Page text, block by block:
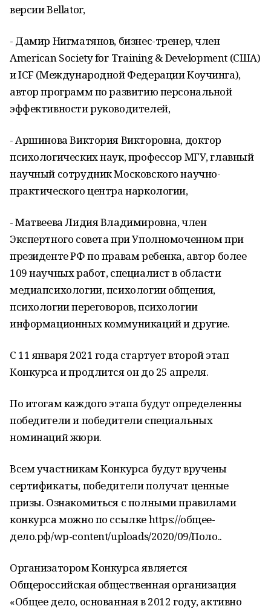
версии Bellator,
- Дамир Нигматянов, бизнес-тренер, член
American Society for Training & Development (США)
и ICF (Международной Федерации Коучинга),
автор программ по развитию персональной
эффективности руководителей,
- Аршинова Виктория Викторовна, доктор
психологических наук, профессор МГУ, главный
научный сотрудник Московского научно-
практического центра наркологии,
- Матвеева Лидия Владимировна, член
Экспертного совета при Уполномоченном при
президенте РФ по правам ребенка, автор более
109 научных работ, специалист в области
медиапсихологии, психологии общения,
психологии переговоров, психологии
информационных коммуникаций и другие.
С 11 января 2021 года стартует второй этап
Конкурса и продлится он до 25 апреля.
По итогам каждого этапа будут определенны
победители и победители специальных
номинаций жюри.
Всем участникам Конкурса будут вручены
сертификаты, победители получат ценные
призы. Ознакомиться с полными правилами
конкурса можно по ссылке https://общее-
дело.рф/wp-content/uploads/2020/09/Поло..
Организатором Конкурса является
Общероссийская общественная организация
«Общее дело, основанная в 2012 году, активно